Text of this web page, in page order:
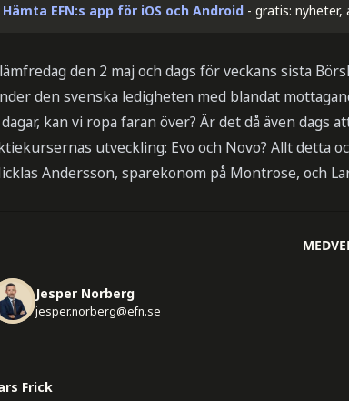
Hämta EFN:s app för iOS och Android - gratis: nyheter,
den 2 maj och dags för veckans sista
den svenska ledigheten med blandat
kan vi ropa faran över? Är det då även dags
utveckling: Evo och Novo? Allt detta
Andersson, sparekonom på Montrose, och
Jesper Norberg
jesper.norberg@efn.se
Frick